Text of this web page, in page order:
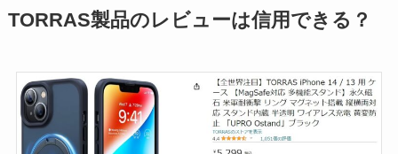
TORRAS製品のレビューは信用できる？